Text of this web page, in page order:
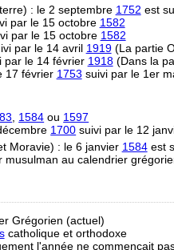
: le 2 septembre 1752 est
par le 15 octobre 1582
par le 15 octobre 1582
par le 14 avril 1919(La partie
par le 14 février 1918(Dans la
17 février 1753 suivi par le 1er
1584 ou 1597
1700 suivi par le 12
Moravie) : le 6 janvier 1584est
musulman au calendrier
Grégorien (actuel)
catholique et orthodoxe
l'année ne commençait